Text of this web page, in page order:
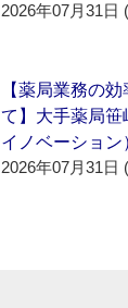
2026年07月31日
【薬局業務の
て】大手薬局
イノベーション
2026年07月31日